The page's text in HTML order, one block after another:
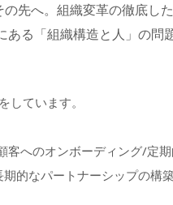
先へ。組織変革の徹底した
ある「組織構造と人」の
しています。
客へのオンボーディング/定
的なパートナーシップの構築